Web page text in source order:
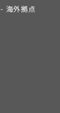
- 海外拠点